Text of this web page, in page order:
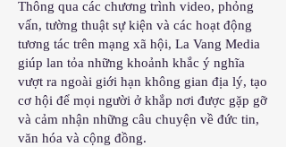
Thông qua các chương trình video, phỏng
vấn, tường thuật sự kiện và các hoạt động
tương tác trên mạng xã hội, La Vang Media
giúp lan tỏa những khoảnh khắc ý nghĩa
vượt ra ngoài giới hạn không gian địa lý, tạo
cơ hội để mọi người ở khắp nơi được gặp gỡ
và cảm nhận những câu chuyện về đức tin,
văn hóa và cộng đồng.